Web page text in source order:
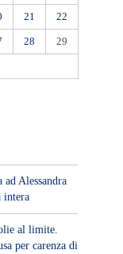
21 22
28 29
Alessandra
intera
al limite.
per carenza di